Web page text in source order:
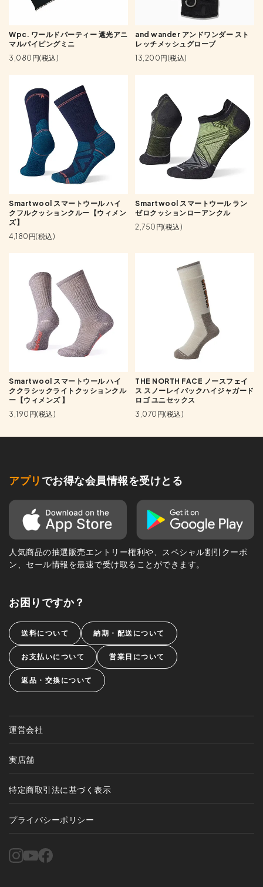
Wpc. ワールドパーティー 遮光アニ
マルパイピングミニ
3,080円(税込)
and wander アンドワンダー スト
レッチメッシュグローブ
13,200円(税込)
Smartwool スマートウール ハイ
クフルクッションクルー【ウィメン
ズ】
4,180円(税込)
Smartwool スマートウール ラン
ゼロクッションローアンクル
2,750円(税込)
Smartwool スマートウール ハイ
ククラシックライトクッションクル
ー【ウィメンズ 】
3,190円(税込)
THE NORTH FACE ノースフェイ
ス スノーレイバックハイジャガード
ロゴ ユニセックス
3,070円(税込)
アプリ でお得な会員情報を受けとる
人気商品の抽選販売エントリー権利や、スペシャル割引クーポ
ン、セール情報を最速で受け取ることができます。
お困りですか？
送料について 納期・配送について
お支払いについて 営業日について
返品・交換について
運営会社
実店舗
特定商取引法に基づく表示
プライバシーポリシー